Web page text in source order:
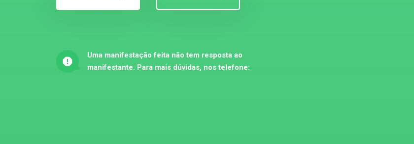
Uma manifestação feita não tem resposta ao
manifestante. Para mais dúvidas, nos telefone: